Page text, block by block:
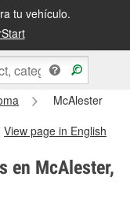
tu vehículo.
McAlester
View page in English
en McAlester,